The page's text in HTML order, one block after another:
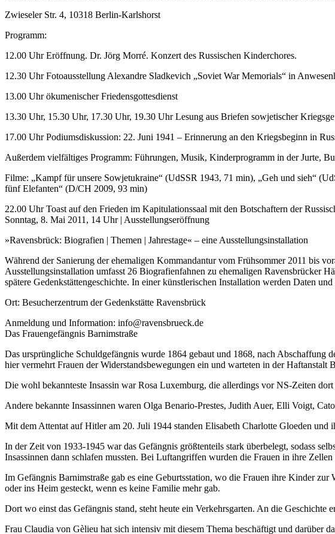
Zwieseler Str. 4, 10318 Berlin-Karlshorst
Programm:
12.00 Uhr Eröffnung. Dr. Jörg Morré. Konzert des Russischen Kinderchores.
12.30 Uhr Fotoausstellung Alexandre Sladkevich „Soviet War Memorials“ in
13.00 Uhr ökumenischer Friedensgottesdienst
13.30 Uhr, 15.30 Uhr, 17.30 Uhr, 19.30 Uhr Lesung aus Briefen sowjetischer
17.00 Uhr Podiumsdiskussion: 22. Juni 1941 – Erinnerung an den Kriegsbeginn in
Außerdem vielfältiges Programm: Führungen, Musik, Kinderprogramm in der Jurte,
Filme: „Kampf für unsere Sowjetukraine“ (UdSSR 1943, 71 min), „Geh und sieh“
fünf Elefanten“ (D/CH 2009, 93 min)
22.00 Uhr Toast auf den Frieden im Kapitulationssaal mit den Botschaftern der
Sonntag, 8. Mai 2011, 14 Uhr | Ausstellungseröffnung
»Ravensbrück: Biografien | Themen | Jahrestage« – eine Ausstellungsinstallation
Während der Sanierung der ehemaligen Kommandantur vom Frühsommer 2011 bis
Ausstellungsinstallation umfasst 26 Biografienfahnen zu ehemaligen Ravensbrücker
spätere Gedenkstättengeschichte. In einer künstlerischen Installation werden Daten
Ort: Besucherzentrum der Gedenkstätte Ravensbrück
Anmeldung und Information: info@ravensbrueck.de
Das Frauengefängnis Barnimstraße
Das ursprüngliche Schuldgefängnis wurde 1864 gebaut und 1868, nach Abschaffung
hier vermehrt Frauen der Widerstandsbewegungen ein und warteten in der
Die wohl bekannteste Insassin war Rosa Luxemburg, die allerdings vor NS-Zeiten
Andere bekannte Insassinnen waren Olga Benario-Prestes, Judith Auer, Elli Voigt,
Mit dem Attentat auf Hitler am 20. Juli 1944 standen Elisabeth Charlotte Gloeden
In der Zeit von 1933-1945 war das Gefängnis größtenteils stark überbelegt, sodass
Insassinnen dann schlafen mussten. Bei Luftangriffen wurden die Frauen in ihre
Im Gefängnis Barnimstraße gab es eine Geburtsstation, wo die Frauen ihre Kinder
oder ins Heim gesteckt, wenn es keine Familie mehr gab.
Dort wo einst das Gefängnis stand, steht heute ein Verkehrsgarten. An die
Frau Claudia von Gèlieu hat sich intensiv mit diesem Thema beschäftigt und darüber